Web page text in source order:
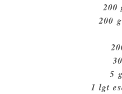
200
200
5
1 lgt